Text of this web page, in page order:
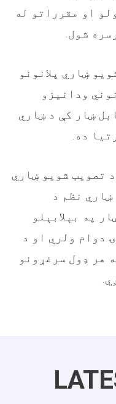
او مقرراتو له
شول.
ښاري پلانونو
ودانیزو
ښار کې د ښاري
ده.
تصویب شویو ښاري
ښاري نظم د
په بېلابېلو
دوام ولري او د
هر ډول سرغړونو